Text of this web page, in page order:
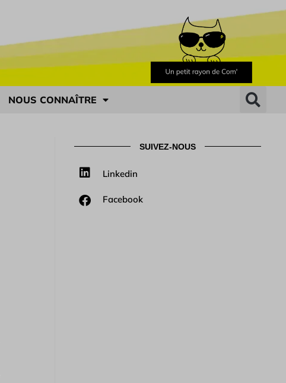
NOUS CONNAÎTRE
SUIVEZ-NOUS
Linkedin
Facebook